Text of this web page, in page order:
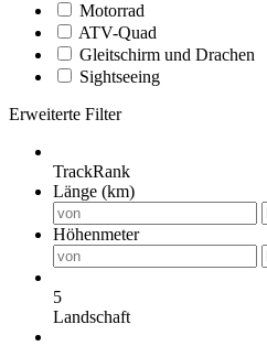
Motorrad
ATV-Quad
Gleitschirm und Drachen
Sightseeing
Erweiterte Filter
TrackRank
Länge (km)
Höhenmeter
5
Landschaft